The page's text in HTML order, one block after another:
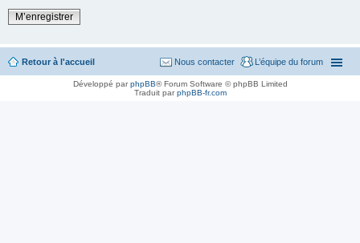
M’enregistrer
Retour à l'accueil L’équipe du forum
Nous contacter
Développé parphpBB® Forum Software © phpBB Limited
Traduit parphpBB-fr.com